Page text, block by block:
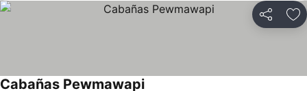
Compartir
Cabañas Pewmawapi